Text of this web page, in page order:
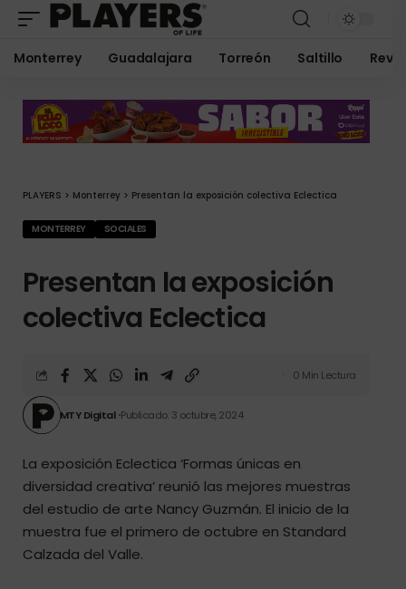
Monterrey Guadalajara Torreón Saltillo
PLAYERS > Monterrey > Presentan la exposición colectiva Eclectica
MONTERREY SOCIALES
Presentan la exposición
colectiva Eclectica
MTY Digital Publicado: 3 octubre, 2024
0 Min Lectura
La exposición Eclectica ‘Formas únicas en
diversidad creativa’ reunió las mejores muestras
del estudio de arte Nancy Guzmán. El inicio de la
muestra fue el primero de octubre en Standard
Calzada del Valle.